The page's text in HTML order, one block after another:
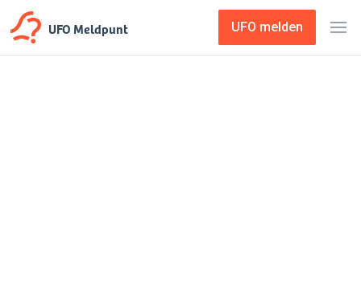
UFO Meldpunt UFO melden